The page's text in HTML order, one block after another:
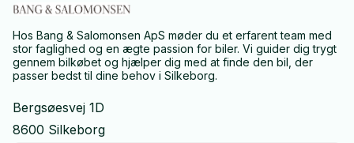
Hos Bang & Salomonsen ApS møder du et erfarent team med
stor faglighed og en ægte passion for biler. Vi guider dig trygt
gennem bilkøbet og hjælper dig med at finde den bil, der
passer bedst til dine behov i Silkeborg.
Bergsøesvej 1D
8600 Silkeborg